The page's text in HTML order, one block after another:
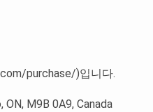
purchase/)입니다.
M9B 0A9, Canada